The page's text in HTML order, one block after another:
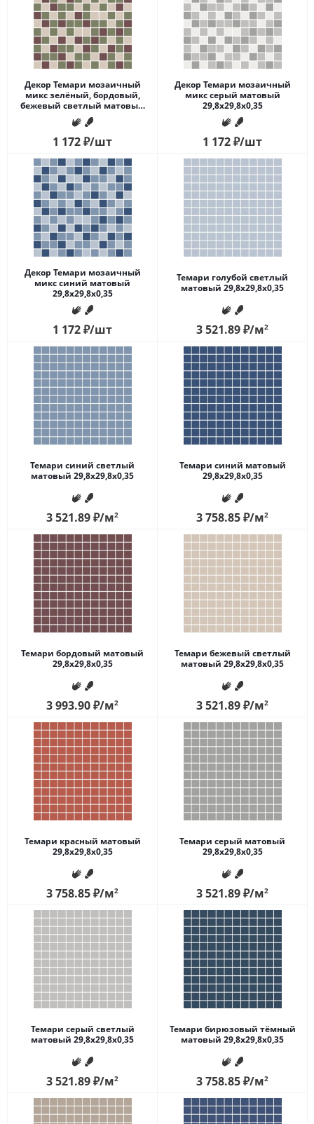
Декор Темари мозаичный
микс зелёный, бордовый,
бежевый светлый матовый
29,8x29,8x0,35
1 172₽/шт
Декор Темари мозаичный
микс серый матовый
29,8x29,8x0,35
1 172₽/шт
Декор Темари мозаичный
микс синий матовый
29,8x29,8x0,35
1 172₽/шт
Темари голубой светлый
матовый 29,8x29,8x0,35
3 521.89₽/м2
Темари синий светлый
матовый 29,8x29,8x0,35
3 521.89₽/м2
Темари синий матовый
29,8x29,8x0,35
3 758.85₽/м2
Темари бордовый матовый
29,8x29,8x0,35
3 993.90₽/м2
Темари бежевый светлый
матовый 29,8x29,8x0,35
3 521.89₽/м2
Темари красный матовый
29,8x29,8x0,35
3 758.85₽/м2
Темари серый матовый
29,8x29,8x0,35
3 521.89₽/м2
Темари серый светлый
матовый 29,8x29,8x0,35
3 521.89₽/м2
Темари бирюзовый тёмный
матовый 29,8x29,8x0,35
3 758.85₽/м2